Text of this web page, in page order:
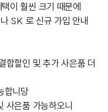
이 훨씬 크기 때문에
SK 로 신규 가입 안내
합할인 및 추가 사은품 더
합니당
사은품 가능하오니